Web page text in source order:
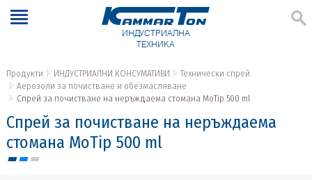
ИНДУСТРИАЛНА
ТЕХНИКА
Продукти ИНДУСТРИАЛНИ КОНСУМАТИВИ
Технически спрей
Аерозоли за почистване и обезмасляване
Спрей за почистване на неръждаема стомана MoTip 500 ml
Спрей за почистване на неръждаема
стомана MoTip 500 ml